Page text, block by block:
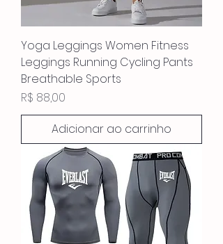
Yoga Leggings Women Fitness
Leggings Running Cycling Pants
Breathable Sports
Preço
R$ 88,00
Adicionar ao carrinho